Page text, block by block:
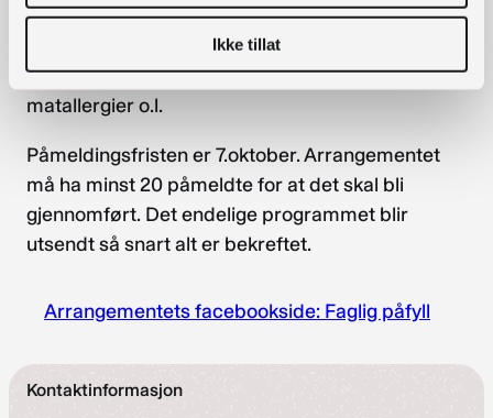
Ikke tillat
Betalingsinformasjon blir tilsendt.
Det blir lunsj og kaffemat. Meld fra om
matallergier o.l.
Påmeldingsfristen er 7.oktober. Arrangementet
må ha minst 20 påmeldte for at det skal bli
gjennomført. Det endelige programmet blir
utsendt så snart alt er bekreftet.
Arrangementets facebookside: Faglig påfyll
Kontaktinformasjon